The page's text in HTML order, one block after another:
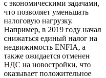
с экономическими задачами,
что позволяет уменьшать
налоговую нагрузку.
Например, в 2019 году начал
снижаться единый налог на
недвижимость ENFIA, а
также ожидается отменен
НДС на новостройки, что
оказывает положительное